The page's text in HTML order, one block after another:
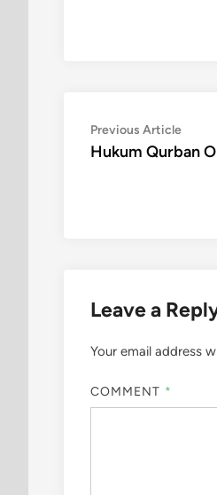
Post
navigation
Previous Article
Hukum Qurban
Leave a
Your email address
COMMENT *